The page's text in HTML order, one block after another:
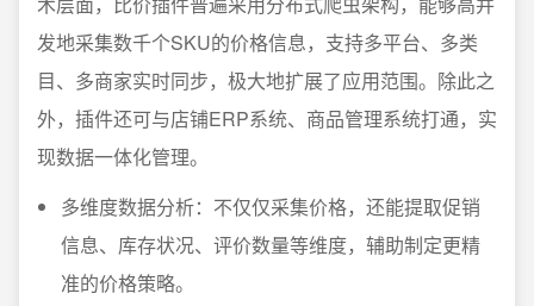
发地采集数千个SKU的价格信息，支持多平台、多类
目、多商家实时同步，极大地扩展了应用范围。除此之
外，插件还可与店铺ERP系统、商品管理系统打通，实
现数据一体化管理。
多维度数据分析：不仅仅采集价格，还能提取促销
信息、库存状况、评价数量等维度，辅助制定更精
准的价格策略。